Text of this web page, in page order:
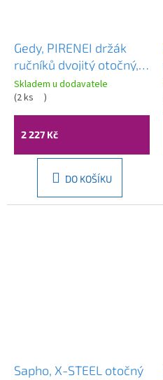
Gedy, PIRENEI držák
ručníků dvojitý otočný,
zlato, PI2387
Skladem u dodavatele
(2 ks )
2 227 Kč
DO KOŠÍKU
Sapho, X-STEEL otočný